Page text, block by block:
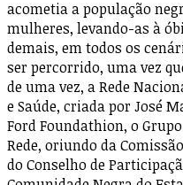
acometia a população
mulheres, levando-as à
demais, em todos os
ser percorrido, uma vez
de uma vez, a Rede
e Saúde, criada por José
Ford Foundathion, o
Rede, oriundo da
do Conselho de